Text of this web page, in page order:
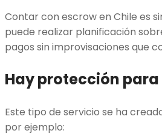
Contar con escrow en Chile es
puede realizar planificación
pagos sin improvisaciones que
Hay protección
Este tipo de servicio se ha
por ejemplo: